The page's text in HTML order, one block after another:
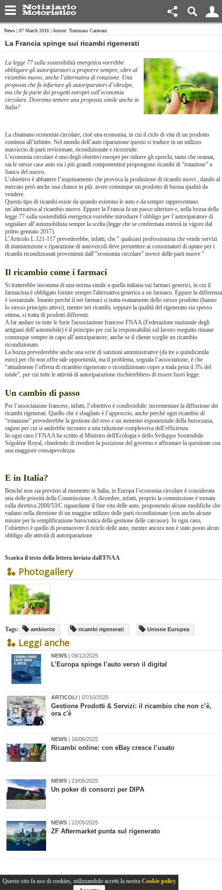
News | 07 March 2016 | Autore: Tommaso Caravani
La Francia spinge sui ricambi rigenerati
La legge 77 sulla sostenibilità energetica vorrebbe
obbligare gli autoriparatori a proporre sempre, oltre al
ricambio nuovo, anche l’alternativa di rotazione. Una
proposta che fa infuriare gli autoriparatori d’oltralpe,
ma che fa parte dei progetti europei sull’economia
circolare. Dovremo temere una proposta simile anche in
Italia?
La chiamano economia circolare, cioè una economia, in cui il ciclo di vita di un prodotto
continua all’infinito. Nel mondo dell’auto riparazione questo si traduce in un utilizzo
massiccio di parti revisionate, ricondizionate e ricostruite.
L’economia circolare è uno degli obiettivi europei per ridurre gli sprechi, tanto che oramai,
sia le stesse case auto sia i più grandi componentisti propongono ricambi di “rotazione” a
fianco del nuovo.
L’obiettivo è abbattere l’inquinamento che provoca la produzione di ricambi nuovi , dando al
mercato però anche una chance in più: avere comunque un prodotto di buona qualità da
vendere.
Questo tipo di ricambi esiste da quando esistono le auto e da sempre rappresentano
un’alternativa al ricambio nuovo. Eppure la Francia fa un passo ulteriore e, nella bozza della
legge 77 sulla sostenibilità energetica vorrebbe introdurre l’obbligo per l’autoriparatore di
segnalare all’automobilista sempre la scelta (legge che se confermata entrerà in vigore dal
primo gennaio 2017).
L’Articolo L.121-117 prevederebbe, infatti, che " qualsiasi professionista che vende servizi
di manutenzione e riparazione di autoveicoli deve permettere ai consumatori di optare per i
ricambi ricondizionati provenienti dall’”economia circolare” invece delle parti nuove "
Il ricambio come i farmaci
Si tratterebbe insomma di una norma simile a quella italiana sui farmaci generici, in cui il
farmacista è obbligato fornire sempre l'alternativa generica a un farmaco. Eppure la differenza
è sostanziale. Intanto perché il nei farmaci si tratta esattamente dello stesso prodotto (hanno
lo stesso principio attivo), mentre nei ricambi, seppure la qualità del rigenerato sia spesso
ottima, si tratta di prodotti differenti.
A far andare su tutte le furie l'associazione francese FNAA (Federazione nazionale degli
artigiani dell’automobile) è il principio per cui la responsabilità sul lavoro eseguito rimane
comunque sempre in capo all’autoriparatore, anche se il cliente sceglie un ricambio
ricondizionato.
La bozza prevederebbe anche una serie di sanzioni amministrative (da tre a quindicimila
euro) per chi non offre tale opportunità, ma il problema, segnala l’associazione, è che
“attualmente l’offerta di ricambio rigenerato o ricondizionato copre a mala pena il 3% del
totale”, per cui tutte le attività di autoriparazione rischierebbero di essere fuori legge.
Un cambio di passo
Per l’associaizone francese, infatti, l’obiettivo è condivisibile: incrementare la diffusione dei
ricambi rigenerati. Quello che è sbagliato è l’approccio, anche perché ogni ricambio di
“rotazione” prevederebbe la gestione del reso e un aumento esponenziale della burocrazia,
ragion per cui si andrebbe incontro a una riduzione complessiva dell’efficienza.
In ogni caso l’FNAA ha scritto al Ministro dell'Ecologia e dello Sviluppo Sostenibile
Ségolène Royal, chiedendo di rivedere la posizione del governo e affrontare la questione con
una maggiore consapevolezza.
E in Italia?
Benché non sia previsto al momento in Italia, in Europa l’economia circolare è considerata
una delle priorità della Commissione. A dicembre, infatti, proprio la commissione è tornata
sulla direttiva 2000/53/C riguardante il fine vita delle auto, proponendo alcune modifiche che
vadano nella direzione di un maggior utilizzo delle parti ricondizionate (con anche alcune
misure per la semplificazione burocratica della gestione delle carcasse). In ogni caso,
l’obiettivo è quello di promuovere il riciclo delle auto, mentre ancora non è stato posto alcun
obbligo alle attività di autoriparazione.
Scarica il testo della lettera inviata dall'FNAA
Photogallery
Tags: ambiente ricambi rigenerati Unione Europea
Leggi anche
NEWS | 09/12/2025
​L’Europa spinge l’auto verso il digital
ARTICOLI | 07/10/2025
Gestione Prodotti & Servizi: il ricambio che non c’è,
ora c'è
NEWS | 16/06/2025
Ricambi online: con eBay cresce l’usato
NEWS | 23/05/2025
Un poker di consorzi per DIPA
NEWS | 22/05/2025
ZF Aftermarket punta sul rigenerato
Questo sito fa uso di cookies, utilizzandolo accetti la nostra Cookie policy